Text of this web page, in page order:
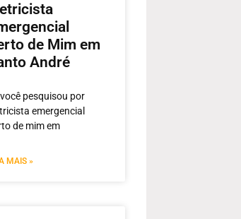
de Mim em
André
pesquisou por
emergencial
de mim em
MAIS »